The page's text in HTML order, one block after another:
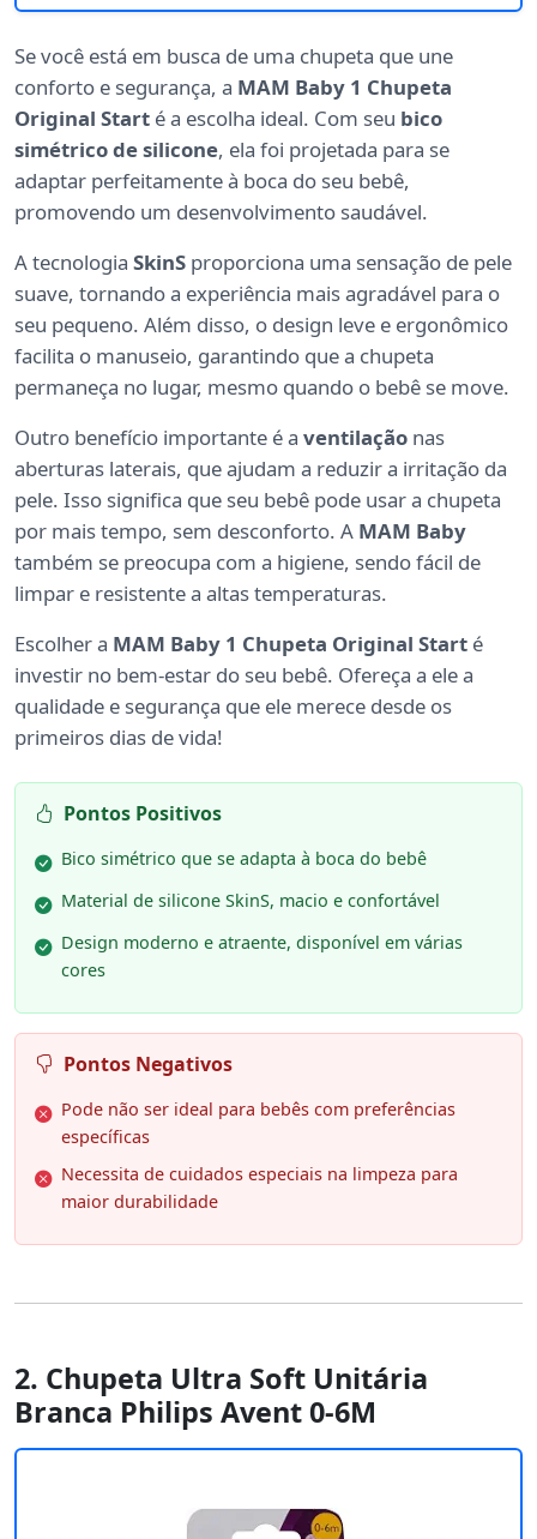
Se você está em busca de uma chupeta que une
conforto e segurança, a MAM Baby 1 Chupeta
Original Start é a escolha ideal. Com seu bico
simétrico de silicone, ela foi projetada para se
adaptar perfeitamente à boca do seu bebê,
promovendo um desenvolvimento saudável.
A tecnologia SkinS proporciona uma sensação de pele
suave, tornando a experiência mais agradável para o
seu pequeno. Além disso, o design leve e ergonômico
facilita o manuseio, garantindo que a chupeta
permaneça no lugar, mesmo quando o bebê se move.
Outro benefício importante é a ventilação nas
aberturas laterais, que ajudam a reduzir a irritação da
pele. Isso significa que seu bebê pode usar a chupeta
por mais tempo, sem desconforto. A MAM Baby
também se preocupa com a higiene, sendo fácil de
limpar e resistente a altas temperaturas.
Escolher a MAM Baby 1 Chupeta Original Start é
investir no bem-estar do seu bebê. Ofereça a ele a
qualidade e segurança que ele merece desde os
primeiros dias de vida!
Pontos Positivos
Bico simétrico que se adapta à boca do bebê
Material de silicone SkinS, macio e confortável
Design moderno e atraente, disponível em várias
cores
Pontos Negativos
Pode não ser ideal para bebês com preferências
específicas
Necessita de cuidados especiais na limpeza para
maior durabilidade
2. Chupeta Ultra Soft Unitária
Branca Philips Avent 0-6M